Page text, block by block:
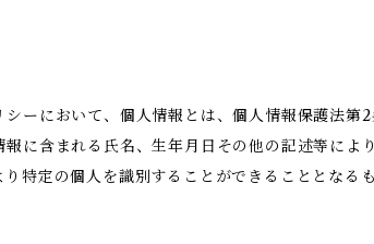
シーにおいて、個人情報とは、個人情報保護法
に含まれる氏名、生年月日その他の記述等に
り特定の個人を識別することができることとな